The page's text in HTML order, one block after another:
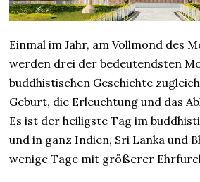
Einmal im Jahr, am Vollmond des
werden drei der bedeutendsten
buddhistischen Geschichte
Geburt, die Erleuchtung und das
Es ist der heiligste Tag im
und in ganz Indien, Sri Lanka und
wenige Tage mit größerer